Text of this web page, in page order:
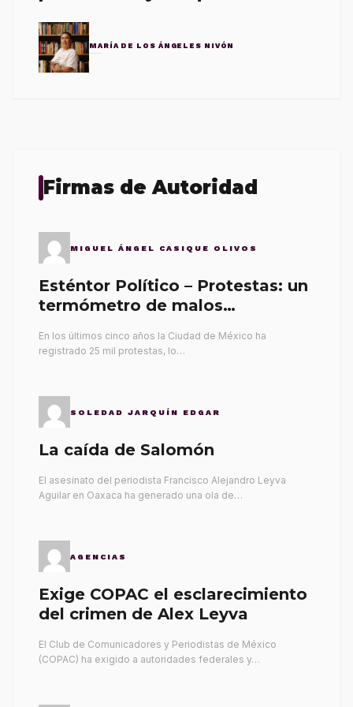
MARÍA DE LOS ÁNGELES NIVÓN
Firmas de Autoridad
MIGUEL ÁNGEL CASIQUE OLIVOS
Esténtor Político – Protestas: un
termómetro de malos
En los últimos cinco años la Ciudad de México ha
registrado 25 mil protestas, lo…
SOLEDAD JARQUÍN EDGAR
La caída de Salomón
El asesinato del periodista Francisco Alejandro Leyva
Aguilar en Oaxaca ha generado una ola de…
AGENCIAS
Exige COPAC el esclarecimiento
del crimen de Alex Leyva
El Club de Comunicadores y Periodistas de México
(COPAC) ha exigido a autoridades federales y…